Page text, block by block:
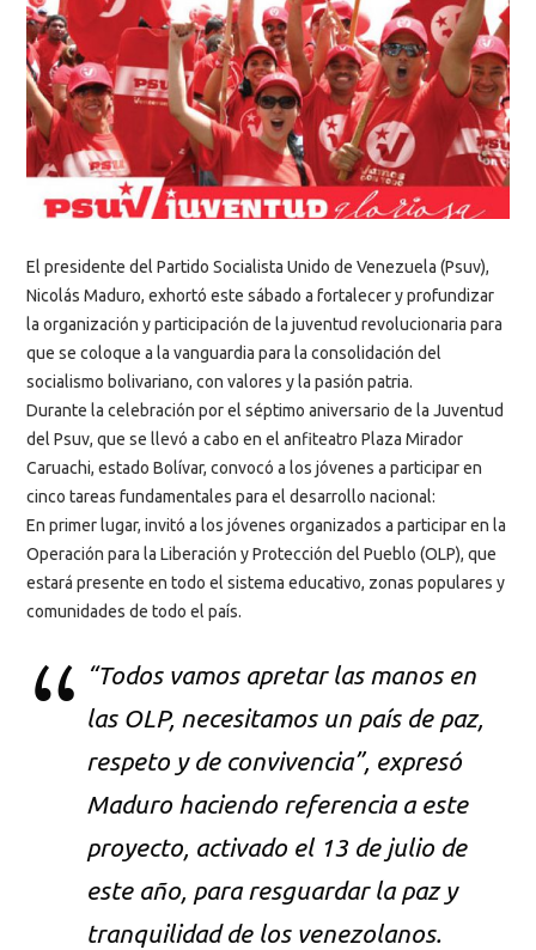
El presidente del Partido Socialista Unido de Venezuela (Psuv),
Nicolás Maduro, exhortó este sábado a fortalecer y profundizar
la organización y participación de la juventud revolucionaria para
que se coloque a la vanguardia para la consolidación del
socialismo bolivariano, con valores y la pasión patria.
Durante la celebración por el séptimo aniversario de la Juventud
del Psuv, que se llevó a cabo en el anfiteatro Plaza Mirador
Caruachi, estado Bolívar, convocó a los jóvenes a participar en
cinco tareas fundamentales para el desarrollo nacional:
En primer lugar, invitó a los jóvenes organizados a participar en la
Operación para la Liberación y Protección del Pueblo (OLP), que
estará presente en todo el sistema educativo, zonas populares y
comunidades de todo el país.
“Todos vamos apretar las manos en
las OLP, necesitamos un país de paz,
respeto y de convivencia”, expresó
Maduro haciendo referencia a este
proyecto, activado el 13 de julio de
este año, para resguardar la paz y
tranquilidad de los venezolanos.